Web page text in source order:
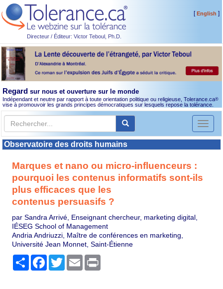
Directeur / Éditeur: Victor Teboul, Ph.D.
[English ]
Regard sur nous et ouverture sur le monde
Indépendant et neutre par rapport à toute orientation politique ou religieuse, Tolerance.ca®
vise à promouvoir les grands principes démocratiques sur lesquels repose la tolérance.
Toggle
Observatoire des droits humains
Marques et nano ou micro-influenceurs :
pourquoi les contenus informatifs sont-ils
plus efficaces que les
contenus persuasifs ?
par Sandra Arrivé, Enseignant chercheur, marketing digital,
IÉSEG School of Management
Andria Andriuzzi, Maître de conférences en marketing,
Université Jean Monnet, Saint-Étienne
PartagerFacebook
TwitterEmail